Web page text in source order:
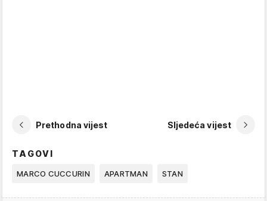
Prethodna vijest Sljedeća vijest
TAGOVI
MARCO CUCCURIN APARTMAN STAN